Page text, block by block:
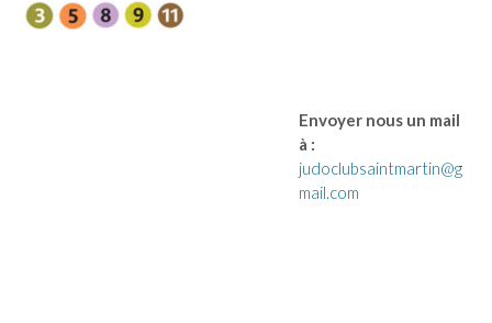
Envoyer nous un mail
à :
judoclubsaintmartin@g
mail.com